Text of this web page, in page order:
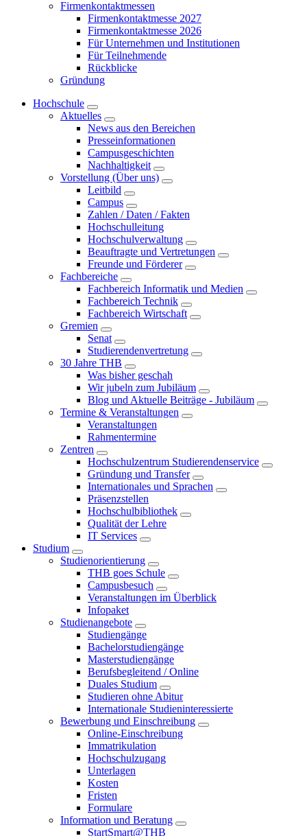
Firmenkontaktmessen
Firmenkontaktmesse 2027
Firmenkontaktmesse 2026
Für Unternehmen und Institutionen
Für Teilnehmende
Rückblicke
Gründung
Hochschule
Aktuelles
News aus den Bereichen
Presseinformationen
Campusgeschichten
Nachhaltigkeit
Vorstellung (Über uns)
Leitbild
Campus
Zahlen / Daten / Fakten
Hochschulleitung
Hochschulverwaltung
Beauftragte und Vertretungen
Freunde und Förderer
Fachbereiche
Fachbereich Informatik und Medien
Fachbereich Technik
Fachbereich Wirtschaft
Gremien
Senat
Studierendenvertretung
30 Jahre THB
Was bisher geschah
Wir jubeln zum Jubiläum
Blog und Aktuelle Beiträge - Jubiläum
Termine & Veranstaltungen
Veranstaltungen
Rahmentermine
Zentren
Hochschulzentrum Studierendenservice
Gründung und Transfer
Internationales und Sprachen
Präsenzstellen
Hochschulbibliothek
Qualität der Lehre
IT Services
Studium
Studienorientierung
THB goes Schule
Campusbesuch
Veranstaltungen im Überblick
Infopaket
Studienangebote
Studiengänge
Bachelorstudiengänge
Masterstudiengänge
Berufsbegleitend / Online
Duales Studium
Studieren ohne Abitur
Internationale Studieninteressierte
Bewerbung und Einschreibung
Online-Einschreibung
Immatrikulation
Hochschulzugang
Unterlagen
Kosten
Fristen
Formulare
Information und Beratung
StartSmart@THB